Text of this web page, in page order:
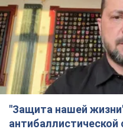
антибаллистической
санкциях против
Видео
Европейские партнеры
проекту
11 часов назад 81,1 т.
С 1 сентября
зарплаты: Корецкий